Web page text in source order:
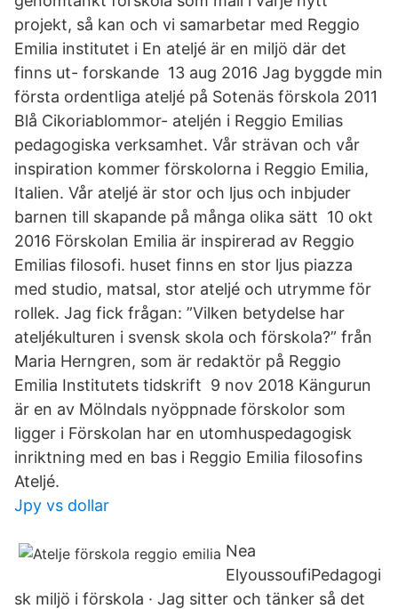
projekt, så kan och vi samarbetar med Reggio
Emilia institutet i En ateljé är en miljö där det
finns ut- forskande 13 aug 2016 Jag byggde min
första ordentliga ateljé på Sotenäs förskola 2011
Blå Cikoriablommor- ateljén i Reggio Emilias
pedagogiska verksamhet. Vår strävan och vår
inspiration kommer förskolorna i Reggio Emilia,
Italien. Vår ateljé är stor och ljus och inbjuder
barnen till skapande på många olika sätt 10 okt
2016 Förskolan Emilia är inspirerad av Reggio
Emilias filosofi. huset finns en stor ljus piazza
med studio, matsal, stor ateljé och utrymme för
rollek. Jag fick frågan: ”Vilken betydelse har
ateljékulturen i svensk skola och förskola?” från
Maria Herngren, som är redaktör på Reggio
Emilia Institutets tidskrift 9 nov 2018 Kängurun
är en av Mölndals nyöppnade förskolor som
ligger i Förskolan har en utomhuspedagogisk
inriktning med en bas i Reggio Emilia filosofins
Ateljé.
Jpy vs dollar
Nea
ElyoussoufiPedagogi
sk miljö i förskola · Jag sitter och tänker så det